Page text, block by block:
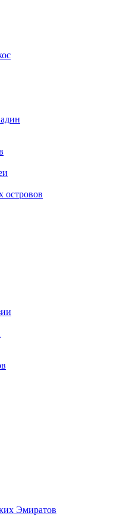
островов
Эмиратов